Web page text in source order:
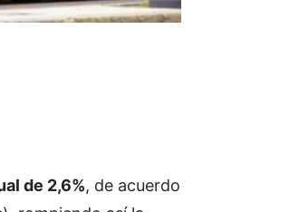
de 2,6%, de acuerdo